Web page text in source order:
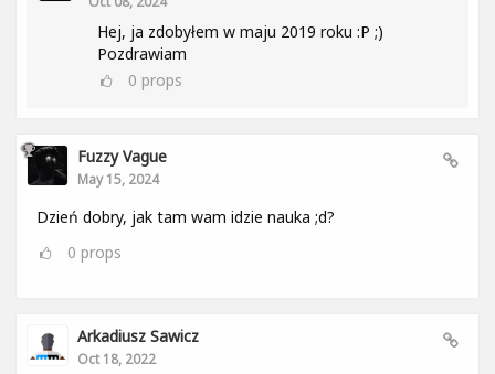
Hej, ja zdobyłem w maju 2019 roku :P ;)
Pozdrawiam
0 props
Fuzzy Vague
May 15, 2024
Dzień dobry, jak tam wam idzie nauka ;d?
0 props
Arkadiusz Sawicz
Oct 18, 2022